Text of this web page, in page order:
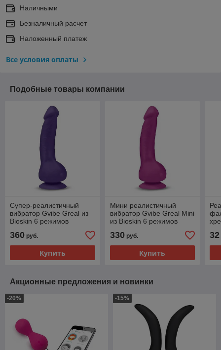
Наличными
Безналичный расчет
Наложенный платеж
Все условия оплаты
Подобные товары компании
Супер-реалистичный
вибратор Gvibe Greal из
Bioskin 6 режимов
фиолетовый
360 руб.
Купить
Мини реалистичный
вибратор Gvibe Greal Mini
из Bioskin 6 режимов
вибрации, 18 см фуксия
330руб.
Купить
19
32
Акционные предложения и новинки
-20% -15%